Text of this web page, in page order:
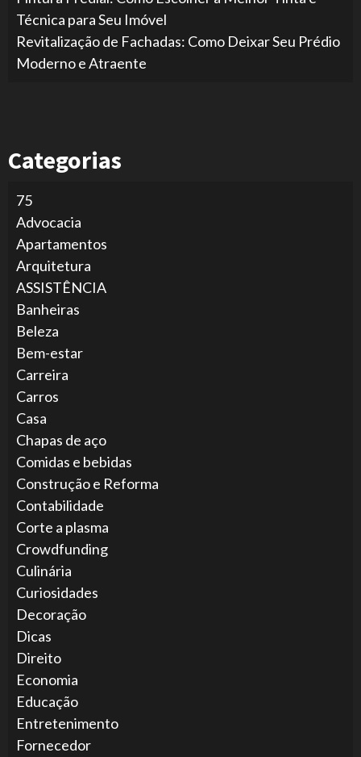
Técnica para Seu Imóvel
Revitalização de Fachadas: Como Deixar Seu Prédio
Moderno e Atraente
Categorias
75
Advocacia
Apartamentos
Arquitetura
ASSISTÊNCIA
Banheiras
Beleza
Bem-estar
Carreira
Carros
Casa
Chapas de aço
Comidas e bebidas
Construção e Reforma
Contabilidade
Corte a plasma
Crowdfunding
Culinária
Curiosidades
Decoração
Dicas
Direito
Economia
Educação
Entretenimento
Fornecedor